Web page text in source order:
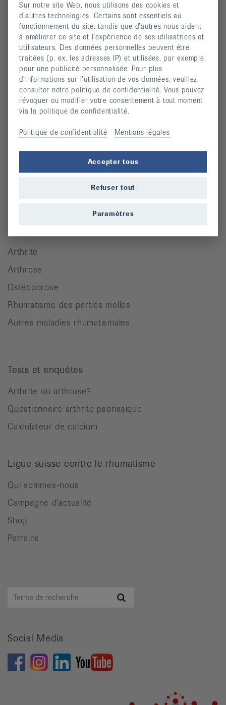
Formulaire de contact
Univers des dons
Pour des personnes atteintes de rhumatisme
Cours
Manifestations
Publications
Vidéos
Lettre d’information
Arthrite
Arthrose
Ostéoporose
Rhumatisme des parties molles
Autres maladies rhumatismales
Tests et enquêtes
Arthrite ou arthrose?
Questionnaire arthrite psoriasique
Calculateur de calcium
Ligue suisse contre le rhumatisme
Qui sommes-nous
Campagne d'actualité
Shop
Parrains
Terme
Social Media
Sur notre site Web, nous utilisons des cookies et
d’autres technologies. Certains sont essentiels au
fonctionnement du site, tandis que d’autres nous aident
à améliorer ce site et l’expérience de ses utilisatrices et
utilisateurs. Des données personnelles peuvent être
traitées (p. ex. les adresses IP) et utilisées, par exemple,
pour une publicité personnalisée. Pour plus
d’informations sur l’utilisation de vos données, veuillez
consulter notre politique de confidentialité. Vous pouvez
révoquer ou modifier votre consentement à tout moment
via la politique de confidentialité.
Politique de confidentialité Mentions légales
Accepter tous
Refuser tout
Paramètres